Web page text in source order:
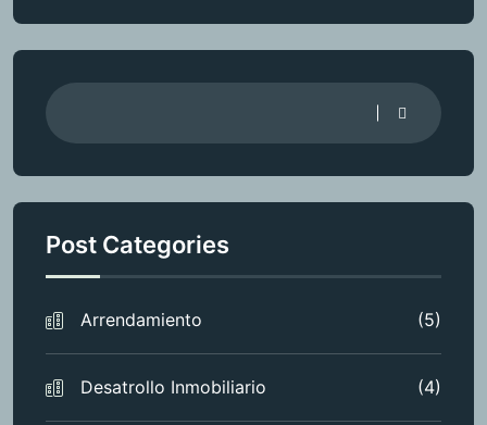
Post Categories
Arrendamiento (5)
Desatrollo Inmobiliario (4)